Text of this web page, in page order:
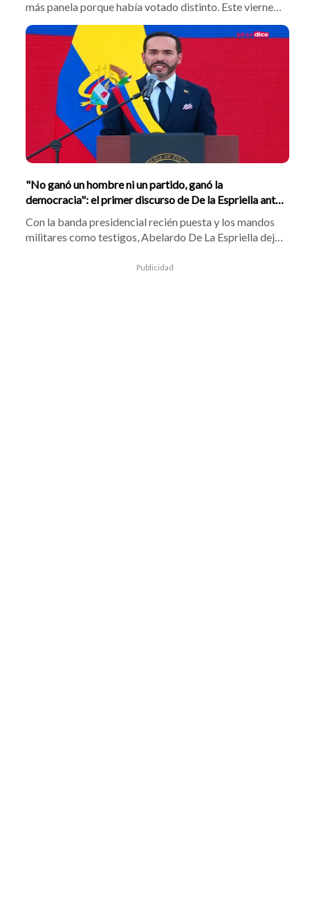
más panela porque había votado distinto. Este viernes
7 de agosto, don Luis Felipe Yagüé, un señor de 74 años
que recorre las calles de Florencia, Caquetá, con su
carga al hombro, amaneció sentado en la primera fila
de la posesión presidencial en Cali. Con traje hecho a la
medida. Al lado del rey de España y de las delegaciones
internacionales. Y con el país entero mirándolo. El
humillado terminó exaltado.
"No ganó un hombre ni un partido, ganó la
democracia": el primer discurso de De la Espriella ante
Con la banda presidencial recién puesta y los mandos
militares como testigos, Abelardo De La Espriella dejó
un hombre ni ganó un partido, ganó la democracia". El
Publicidad